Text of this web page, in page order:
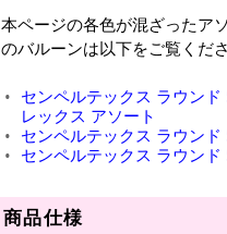
本ページの各色が混ざったア
のバルーンは以下をご覧くださ
センペルテックス ラウンド
レックス アソート
センペルテックス ラウン
センペルテックス ラウン
商品仕様